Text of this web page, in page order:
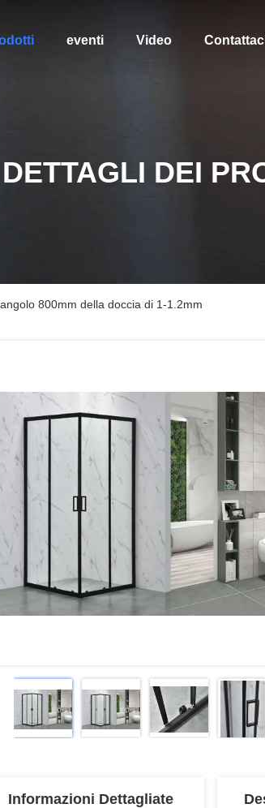
eventi Video
DETTAGLI DEI
800mm della doccia di 1-1.2mm
Informazioni Dettagliate